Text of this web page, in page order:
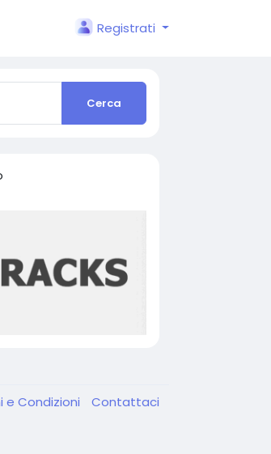
Registrati
Cerca
e Condizioni Contattaci